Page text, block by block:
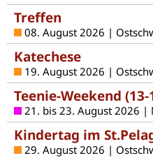
Treffen
08. August 2026 |
Katechese
19. August 2026 |
Teenie-Weekend
21. bis 23. August 2026 |
Kindertag im
29. August 2026 |